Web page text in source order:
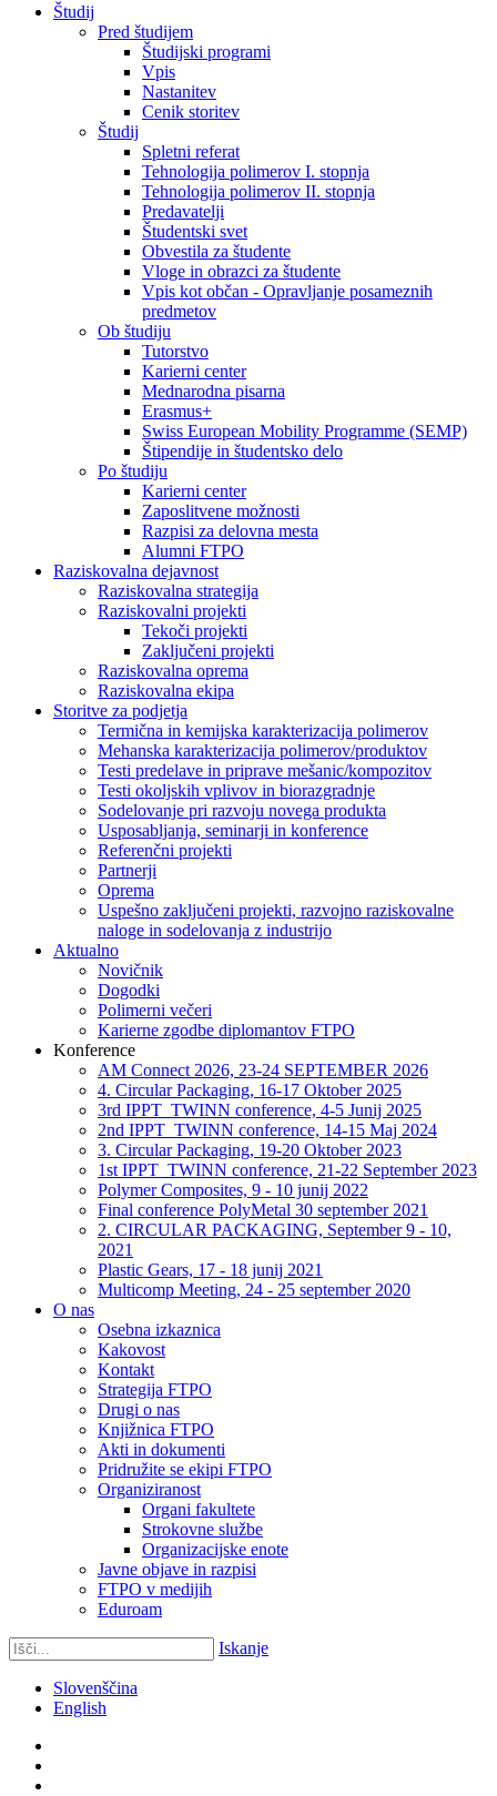
Študij
Pred študijem
Študijski programi
Vpis
Nastanitev
Cenik storitev
Študij
Spletni referat
Tehnologija polimerov I. stopnja
Tehnologija polimerov II. stopnja
Predavatelji
Študentski svet
Obvestila za študente
Vloge in obrazci za študente
Vpis kot občan - Opravljanje posameznih
predmetov
Ob študiju
Tutorstvo
Karierni center
Mednarodna pisarna
Erasmus+
Swiss European Mobility Programme (SEMP)
Štipendije in študentsko delo
Po študiju
Karierni center
Zaposlitvene možnosti
Razpisi za delovna mesta
Alumni FTPO
Raziskovalna dejavnost
Raziskovalna strategija
Raziskovalni projekti
Tekoči projekti
Zaključeni projekti
Raziskovalna oprema
Raziskovalna ekipa
Storitve za podjetja
Termična in kemijska karakterizacija polimerov
Mehanska karakterizacija polimerov/produktov
Testi predelave in priprave mešanic/kompozitov
Testi okoljskih vplivov in biorazgradnje
Sodelovanje pri razvoju novega produkta
Usposabljanja, seminarji in konference
Referenčni projekti
Partnerji
Oprema
Uspešno zaključeni projekti, razvojno raziskovalne
naloge in sodelovanja z industrijo
Aktualno
Novičnik
Dogodki
Polimerni večeri
Karierne zgodbe diplomantov FTPO
Konference
AM Connect 2026, 23-24 SEPTEMBER 2026
4. Circular Packaging, 16-17 Oktober 2025
3rd IPPT_TWINN conference, 4-5 Junij 2025
2nd IPPT_TWINN conference, 14-15 Maj 2024
3. Circular Packaging, 19-20 Oktober 2023
1st IPPT_TWINN conference, 21-22 September 2023
Polymer Composites, 9 - 10 junij 2022
Final conference PolyMetal 30 september 2021
2. CIRCULAR PACKAGING, September 9 - 10,
2021
Plastic Gears, 17 - 18 junij 2021
Multicomp Meeting, 24 - 25 september 2020
O nas
Osebna izkaznica
Kakovost
Kontakt
Strategija FTPO
Drugi o nas
Knjižnica FTPO
Akti in dokumenti
Pridružite se ekipi FTPO
Organiziranost
Organi fakultete
Strokovne službe
Organizacijske enote
Javne objave in razpisi
FTPO v medijih
Eduroam
Iskanje
Slovenščina
English